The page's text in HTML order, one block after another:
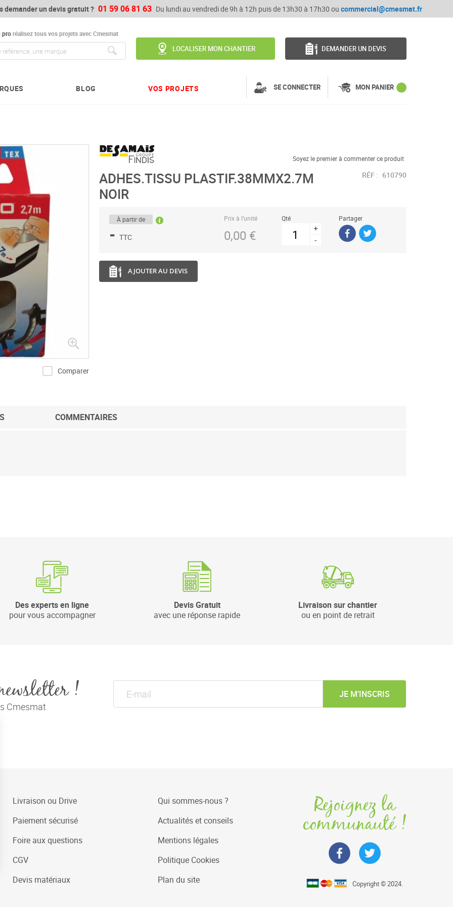
demander un devis gratuit ? 01 59 06 81 63 Du lundi au vendredi de 9h à 12h puis de 13h30 à 17h30 ou commercial@cmesmat.fr
proréalisez tous vos projets avec Cmesmat
LOCALISER MON CHANTIER DEMANDER UN DEVIS
BLOG VOS PROJETS SE CONNECTER MON PANIER
Comparer
Soyez le premier à commenter ce produit
ADHES.TISSU PLASTIF.38MMX2.7M
NOIR
RÉF : 610790
À partir de
- TTC
Prix à l’unité
0,00 €
Qté
+
-
Partager
AJOUTER AU DEVIS
COMMENTAIRES
Des experts en ligne
pour vous accompagner
Devis Gratuit
avec une réponse rapide
Livraison sur chantier
ou en point de retrait
!
Cmesmat
JE M’INSCRIS
Livraison ou Drive
Paiement sécurisé
Foire aux questions
CGV
Devis matériaux
Qui sommes-nous ?
Actualités et conseils
Mentions légales
Politique Cookies
Plan du site
Rejoignez la
communauté !
Copyright © 2024.